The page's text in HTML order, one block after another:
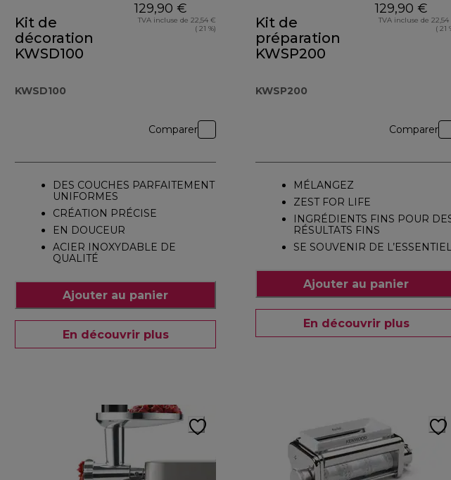
Kit de
décoration
KWSD100
KWSD100
129,90 €
TVA incluse de 22,54 €
( 21 %)
Comparer
DES COUCHES PARFAITEMENT
UNIFORMES
CRÉATION PRÉCISE
EN DOUCEUR
ACIER INOXYDABLE DE
QUALITÉ
Ajouter au panier
En découvrir plus
Kit de
préparation
KWSP200
KWSP200
129,90 €
TVA incluse de
( 21
Comparer
MÉLANGEZ
ZEST FOR LIFE
INGRÉDIENTS FINS POUR
RÉSULTATS FINS
SE SOUVENIR DE
Ajouter au panier
En découvrir plus